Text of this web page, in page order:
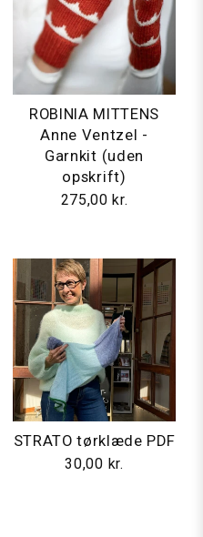
ROBINIA MITTENS
Anne Ventzel -
Garnkit (uden
opskrift)
275,00 kr.
STRATO tørklæde PDF
30,00 kr.